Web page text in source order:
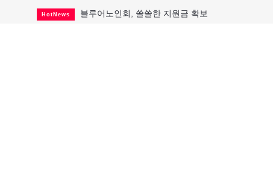
HotNews 블루어노인회, 쏠쏠한 지원금 확보